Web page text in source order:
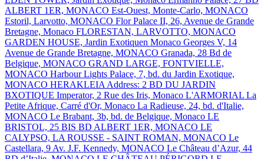
ALBERT 1ER, MONACO Est-Ouest, Monte-Carlo, MONACO
Estoril, Larvotto, MONACO Flor Palace II, 26, Avenue de Grande
Bretagne, Monaco FLORESTAN, LARVOTTO, MONACO
GARDEN HOUSE, Jardin Exotiquen Monaco Georges V, 14
Avenue de Grande Bretagne, MONACO Granada, 28 Bd de
Belgique, MONACO GRAND LARGE, FONTVIELLE,
MONACO Harbour Lights Palace, 7, bd. du Jardin Exotique,
MONACO HERAKLEIA Address: 2 BD DU JARDIN
BXOTIQUE Imperator, 2 Rue des Iris, Monaco L'ARMORIAL La
Petite Afrique, Carré d'Or, Monaco La Radieuse, 24, bd. d'Italie,
MONACO Le Brabant, 3b, bd. de Belgique, Monaco LE
BRISTOL, 25 BIS BD ALBERT 1ER, MONACO LE
CALYPSO, LA ROUSSE - SAINT ROMAN, MONACO Le
Castellara, 9 Av. J.F. Kennedy, MONACO Le Château d’Azur, 44